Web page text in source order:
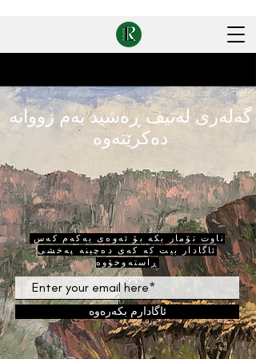
گەلەری لەتیف ڕەشید بەم زووانە
دەکرێتەوە
ناوت تۆمار بکە بۆ ئەوەی یەکەم کەس
ئاگادار بیت کە کەی دەچینە پەخشی
ڕاستەوخۆوە
ئاگادارم بکەرەوە